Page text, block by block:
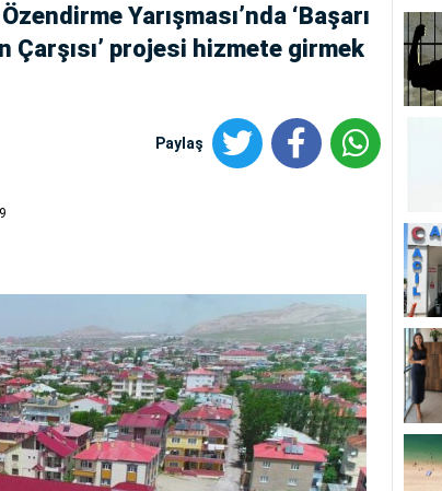
Yarışması’nda ‘Başarı
Çarşısı’ projesi hizmete girmek
Paylaş